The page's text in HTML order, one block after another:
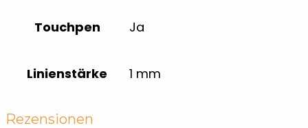
Touchpen Ja
Linienstärke 1 mm
Rezensionen